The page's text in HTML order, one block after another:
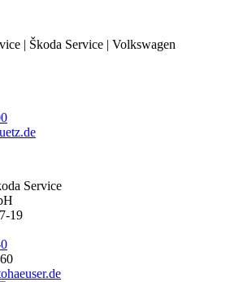
| Škoda Service | Volkswagen
Service
19